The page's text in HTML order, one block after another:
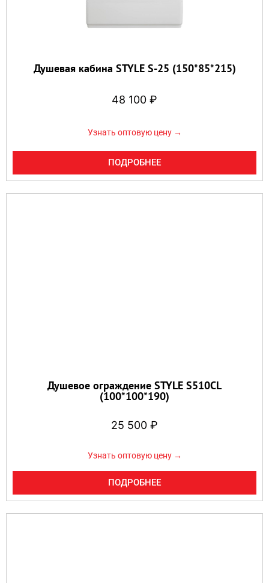
Душевая кабина STYLE S-25 (150*85*215)
48 100 ₽
Узнать оптовую цену →
ПОДРОБНЕЕ
Душевое ограждение STYLE S510CL
(100*100*190)
25 500 ₽
Узнать оптовую цену →
ПОДРОБНЕЕ